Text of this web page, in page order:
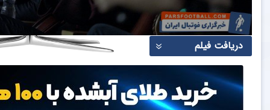
دریافت فیلم